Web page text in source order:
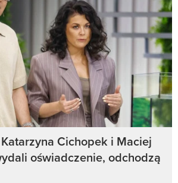
Cichopek i Maciej
oświadczenie, odchodzą